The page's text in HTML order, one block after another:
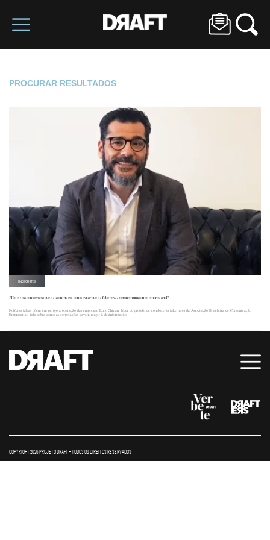
PROCURAR RESULTADOS
INSIGHTS
Não é só a democracia que está em risco: como evitar que as fake news detonem uma crise empresarial?
Notícias falsas põem em perigo a operação das empresas. Luiz Chinan, líder do projeto de combate às fake news da Associação Brasileira de Comunicação
Empresarial, fala sobre como as corporações devem reagir à desinformação.
COPYRIGHT 2026 PROJETO DRAFT – TODOS OS DIREITOS RESERVADOS